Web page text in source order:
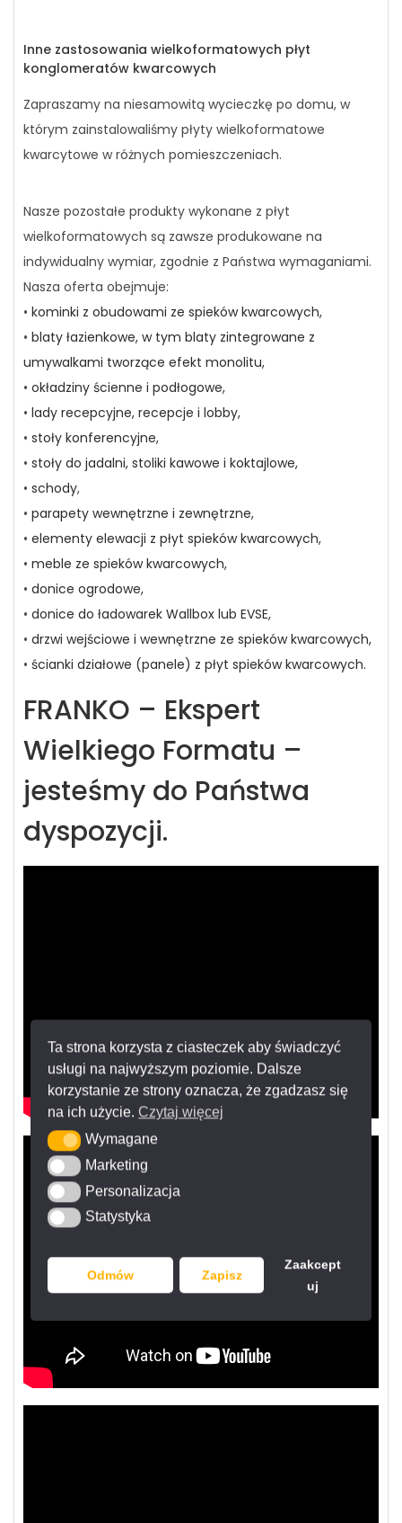
Ta strona korzysta z ciasteczek aby świadczyć
usługi na najwyższym poziomie. Dalsze
korzystanie ze strony oznacza, że zgadzasz się
na ich użycie. Czytaj więcej
WymaganeWymagane
MarketingMarketing
Personalizacja
Personalizacja
StatystykaStatystyka
Odmów Zapisz
Zaakcept
uj
Inne zastosowania wielkoformatowych płyt
konglomeratów kwarcowych
Zapraszamy na niesamowitą wycieczkę po domu, w
którym zainstalowaliśmy płyty wielkoformatowe
kwarcytowe w różnych pomieszczeniach.
Nasze pozostałe produkty wykonane z płyt
wielkoformatowych są zawsze produkowane na
indywidualny wymiar, zgodnie z Państwa wymaganiami.
Nasza oferta obejmuje:
• kominki z obudowami ze spieków kwarcowych,
• blaty łazienkowe, w tym blaty zintegrowane z
umywalkami tworzące efekt monolitu,
• okładziny ścienne i podłogowe,
• lady recepcyjne, recepcje i lobby,
• stoły konferencyjne,
• stoły do jadalni, stoliki kawowe i koktajlowe,
• schody,
• parapety wewnętrzne i zewnętrzne,
• elementy elewacji z płyt spieków kwarcowych,
• meble ze spieków kwarcowych,
• donice ogrodowe,
• donice do ładowarek Wallbox lub EVSE,
• drzwi wejściowe i wewnętrzne ze spieków kwarcowych,
• ścianki działowe (panele) z płyt spieków kwarcowych.
FRANKO – Ekspert
Wielkiego Formatu –
jesteśmy do Państwa
dyspozycji.